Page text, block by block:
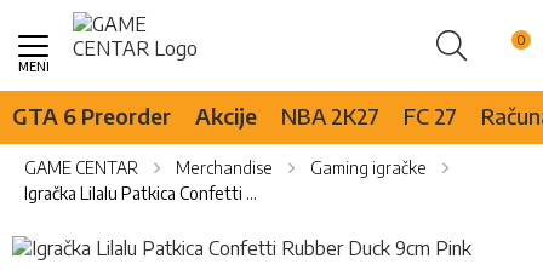
Pretraži
Skip
Content
GTA 6 Preorder Akcije NBA 2K27 FC 27
GAME CENTAR Merchandise
Gaming igračke
Igračka Lilalu Patkica Confetti Rubber Duck 9cm Pink
Skip